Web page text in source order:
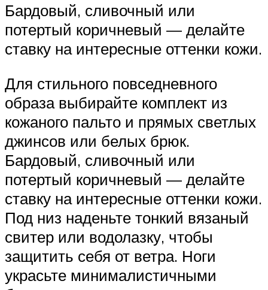
Бардовый, сливочный или
потертый коричневый — делайте
ставку на интересные оттенки кожи.
Для стильного повседневного
образа выбирайте комплект из
кожаного пальто и прямых светлых
джинсов или белых брюк.
Бардовый, сливочный или
потертый коричневый — делайте
ставку на интересные оттенки кожи.
Под низ наденьте тонкий вязаный
свитер или водолазку, чтобы
защитить себя от ветра. Ноги
украсьте минималистичными